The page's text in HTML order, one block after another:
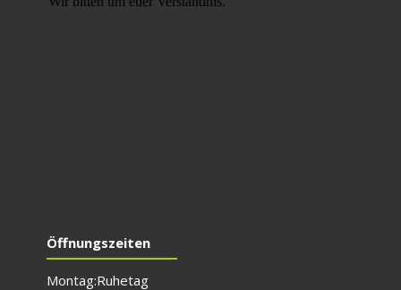
Öffnungszeiten
Montag: Ruhetag